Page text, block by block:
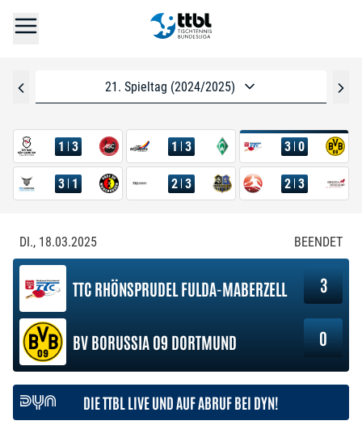
21. Spieltag (2024/2025)
1 3 1 3 3 0
3 1 2 3 2 3
DI., 18.03.2025 BEENDET
TTC RHÖNSPRUDEL FULDA-MABERZELL 3
BV BORUSSIA 09 DORTMUND 0
DIE TTBL LIVE UND AUF ABRUF BEI DYN!